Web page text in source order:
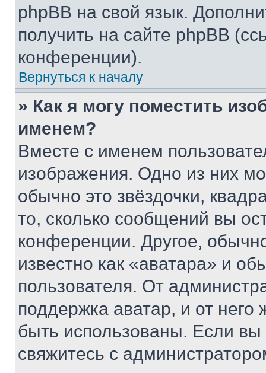
phpBB на свой язык.
получить на сайте phpBB
конференции).
Вернуться к началу
» Как я могу поместить
именем?
Вместе с именем
изображения. Одно из них
обычно это звёздочки,
то, сколько сообщений вы
конференции. Другое,
известно как «аватара» и
пользователя. От
поддержка аватар, и от него
быть использованы. Если
свяжитесь с